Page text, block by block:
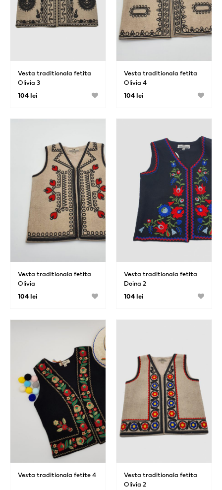
Vesta traditionala fetita
Olivia 3
104 lei
Vesta traditionala fetita
Olivia 4
104 lei
Vesta traditionala fetita
Olivia
104 lei
Vesta traditionala fetita
Doina 2
104 lei
Vesta traditionala fetite 4
Vesta traditionala fetita
Olivia 2